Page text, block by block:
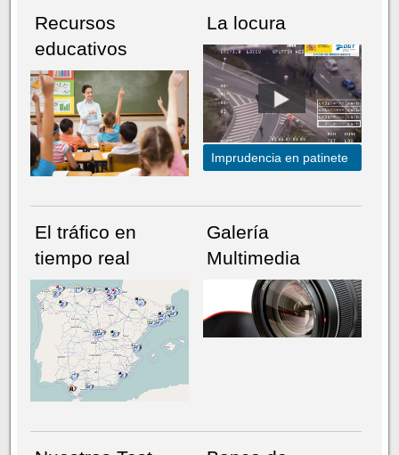
NÚMERO ACTUALHEMEROTECA
Recursos
educativos
La locura
Imprudencia en patinete
El tráfico en
tiempo real
Galería
Multimedia